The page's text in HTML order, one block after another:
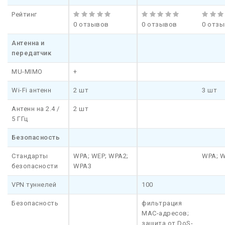
Рейтинг
0 отзывов
0 отзывов 0
Антенна и
передатчик
MU-MIMO +
Wi-Fi антенн 2 шт 3 шт
Антенн на 2.4 /
5 ГГц
2 шт
Безопасность
Стандарты
безопасности
WPA; WEP; WPA2;
WPA3
WPA;
VPN туннелей 100
Безопасность
фильтрация
MAC-адресов;
защита от DoS-